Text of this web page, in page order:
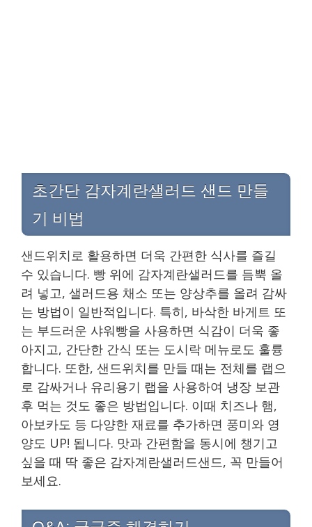
초간단 감자계란샐러드 샌드 만들
기 비법
샌드위치로 활용하면 더욱 간편한 식사를 즐길
수 있습니다. 빵 위에 감자계란샐러드를 듬뿍 올
려 넣고, 샐러드용 채소 또는 양상추를 올려 감싸
는 방법이 일반적입니다. 특히, 바삭한 바게트 또
는 부드러운 샤워빵을 사용하면 식감이 더욱 좋
아지고, 간단한 간식 또는 도시락 메뉴로도 훌륭
합니다. 또한, 샌드위치를 만들 때는 전체를 랩으
로 감싸거나 유리용기 랩을 사용하여 냉장 보관
후 먹는 것도 좋은 방법입니다. 이때 치즈나 햄,
아보카도 등 다양한 재료를 추가하면 풍미와 영
양도 UP! 됩니다. 맛과 간편함을 동시에 챙기고
싶을 때 딱 좋은 감자계란샐러드샌드, 꼭 만들어
보세요.